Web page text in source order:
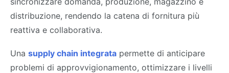
distribuzione, rendendo la catena di fornitura più
reattiva e collaborativa.
Una supply chain integrata permette di anticipare
problemi di approvvigionamento, ottimizzare i livelli